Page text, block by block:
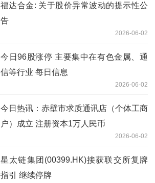
福达合金: 关于股价异常波动的提示性公
告
2026-06-02
今日96股涨停 主要集中在有色金属、通
信等行业 每日信息
2026-06-02
今日热讯：赤壁市求质通讯店（个体工商
户）成立 注册资本1万人民币
2026-06-02
星太链集团(00399.HK)接获联交所复牌
指引 继续停牌